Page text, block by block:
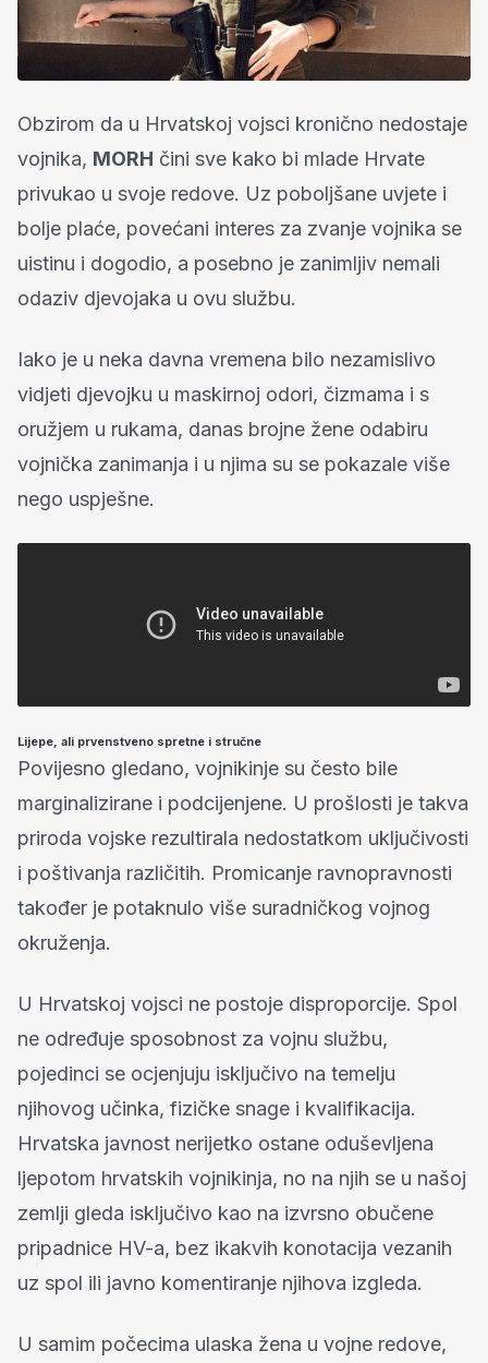
Obzirom da u Hrvatskoj vojsci kronično nedostaje
vojnika, MORH čini sve kako bi mlade Hrvate
privukao u svoje redove. Uz poboljšane uvjete i
bolje plaće, povećani interes za zvanje vojnika se
uistinu i dogodio, a posebno je zanimljiv nemali
odaziv djevojaka u ovu službu.
Iako je u neka davna vremena bilo nezamislivo
vidjeti djevojku u maskirnoj odori, čizmama i s
oružjem u rukama, danas brojne žene odabiru
vojnička zanimanja i u njima su se pokazale više
nego uspješne.
Lijepe, ali prvenstveno spretne i stručne
Povijesno gledano, vojnikinje su često bile
marginalizirane i podcijenjene. U prošlosti je takva
priroda vojske rezultirala nedostatkom uključivosti
i poštivanja različitih. Promicanje ravnopravnosti
također je potaknulo više suradničkog vojnog
okruženja.
U Hrvatskoj vojsci ne postoje disproporcije. Spol
ne određuje sposobnost za vojnu službu,
pojedinci se ocjenjuju isključivo na temelju
njihovog učinka, fizičke snage i kvalifikacija.
Hrvatska javnost nerijetko ostane oduševljena
ljepotom hrvatskih vojnikinja, no na njih se u našoj
zemlji gleda isključivo kao na izvrsno obučene
pripadnice HV-a, bez ikakvih konotacija vezanih
uz spol ili javno komentiranje njihova izgleda.
U samim počecima ulaska žena u vojne redove,